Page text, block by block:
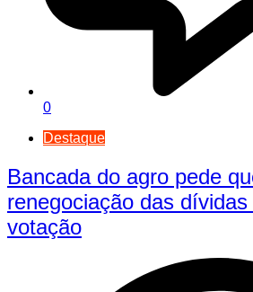
0
Destaque
Bancada do agro pede
renegociação das
votação